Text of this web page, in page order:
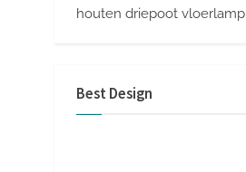
houten driepoot vloerlamp
Best Design